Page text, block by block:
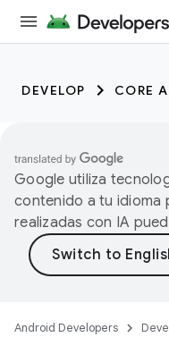
DEVELOP CORE
Google utiliza
contenido a tu idioma
realizadas con IA
Android Developers